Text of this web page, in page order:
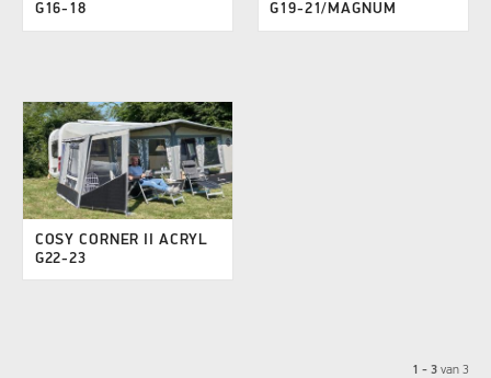
G16-18
G19-21/MAGNUM
COSY CORNER II ACRYL
G22-23
1 - 3 van3